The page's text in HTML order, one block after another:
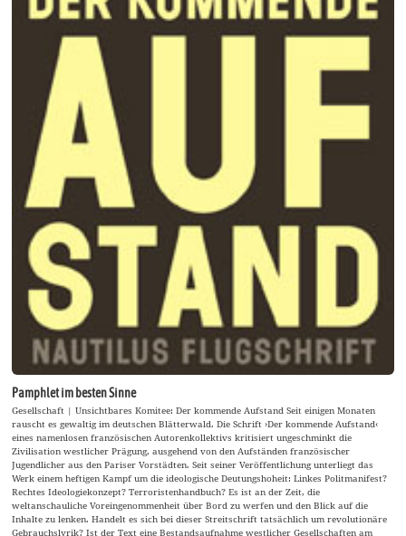
Pamphlet im besten Sinne
Gesellschaft | Unsichtbares Komitee: Der kommende Aufstand Seit einigen Monaten
rauscht es gewaltig im deutschen Blätterwald. Die Schrift ›Der kommende Aufstand‹
eines namenlosen französischen Autorenkollektivs kritisiert ungeschminkt die
Zivilisation westlicher Prägung, ausgehend von den Aufständen französischer
Jugendlicher aus den Pariser Vorstädten. Seit seiner Veröffentlichung unterliegt das
Werk einem heftigen Kampf um die ideologische Deutungshoheit: Linkes Politmanifest?
Rechtes Ideologiekonzept? Terroristenhandbuch? Es ist an der Zeit, die
weltanschauliche Voreingenommenheit über Bord zu werfen und den Blick auf die
Inhalte zu lenken. Handelt es sich bei dieser Streitschrift tatsächlich um revolutionäre
Gebrauchslyrik? Ist der Text eine Bestandsaufnahme westlicher Gesellschaften am